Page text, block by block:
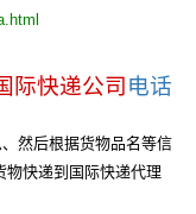
际快递公司 电话
然后根据货物品名等信
物快递到国际快递代理